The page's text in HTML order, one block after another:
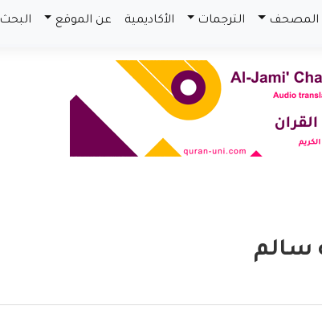
المصحف الترجمات الأكاديمية عن الموقع البحث
سالم